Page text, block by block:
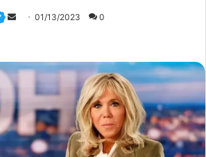
o
y
e
r
u
n
01/13/2023 0